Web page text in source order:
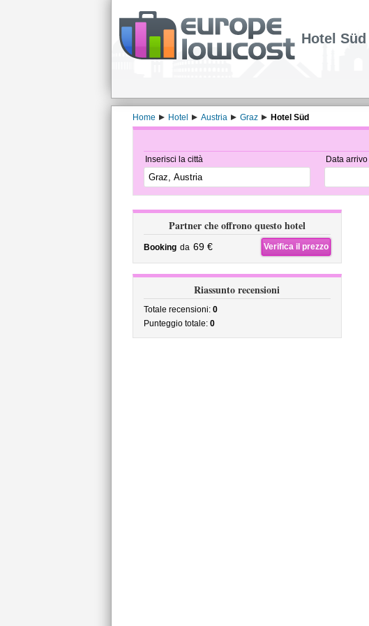
Hotel Süd
Home Hotel Austria Graz Hotel Süd
Inserisci la città Data arrivo
Partner che offrono questo hotel
Booking da 69 € Verifica il prezzo
Riassunto recensioni
Totale recensioni: 0
Punteggio totale: 0